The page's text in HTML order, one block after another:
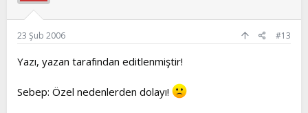
23 Şub 2006 #13
Yazı, yazan tarafından editlenmiştir!
Sebep: Özel nedenlerden dolayı!